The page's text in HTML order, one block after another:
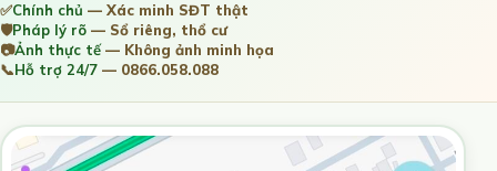
✅Chính chủ — Xác minh SĐT thật
🛡️Pháp lý rõ — Sổ riêng, thổ cư
📷Ảnh thực tế— Không ảnh minh họa
📞Hỗ trợ 24/7 — 0866.058.088